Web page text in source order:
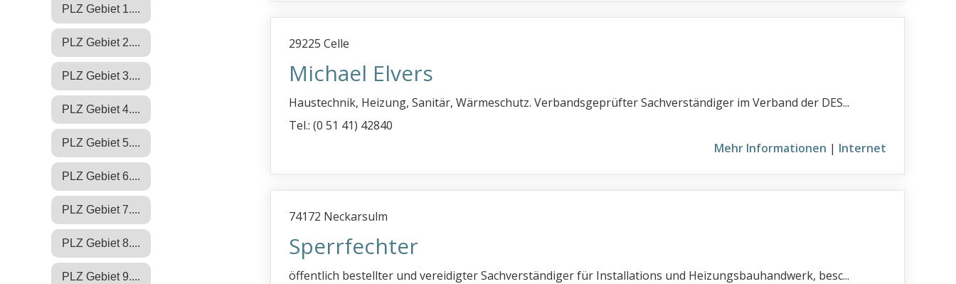
PLZ Gebiet 1....
PLZ Gebiet 2....
PLZ Gebiet 3....
PLZ Gebiet 4....
PLZ Gebiet 5....
PLZ Gebiet 6....
PLZ Gebiet 7....
PLZ Gebiet 8....
PLZ Gebiet 9....
29225 Celle
Michael Elvers
Haustechnik, Heizung, Sanitär, Wärmeschutz. Verbandsgeprüfter Sachverständiger im Verband der DES...
Tel.: (0 51 41) 42840
Mehr Informationen | Internet
74172 Neckarsulm
Sperrfechter
öffentlich bestellter und vereidigter Sachverständiger für Installations und Heizungsbauhandwerk, besc...